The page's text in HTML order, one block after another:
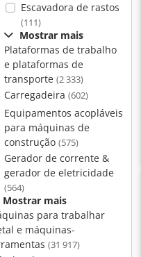
Escavadora de rastos
(111)
Mostrar mais
Plataformas de trabalho
e plataformas de
transporte (2 333)
Carregadeira (602)
Equipamentos acopláveis
para máquinas de
construção (575)
Gerador de corrente &
gerador de eletricidade
(564)
Mostrar mais
para trabalhar
e máquinas-
(31 917)